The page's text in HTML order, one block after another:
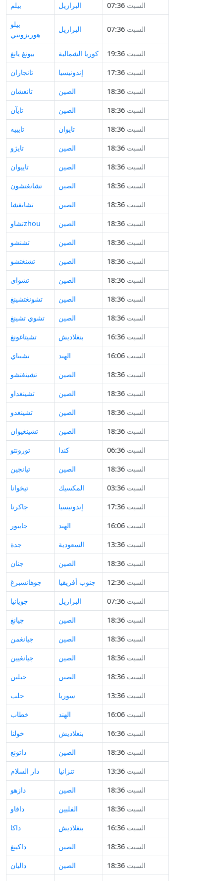
بيلم
البرازيل السبت 07:36
بيلو
هوريزونتي
البرازيل السبت 07:36
بيونغ يانغ كوريا الشمالية السبت 19:36
تانجاران
إندونيسيا السبت 17:36
تانغشان
الصين السبت 18:36
تايآن
الصين السبت 18:36
تايبيه
تايوان السبت 18:36
تايژو
الصين السبت 18:36
تاييوان
الصين السبت 18:36
تشانغتشون
الصين السبت 18:36
تشانغشا
الصين السبت 18:36
تشاوzhou
الصين السبت 18:36
تشنشو
الصين السبت 18:36
تشنغتشو
الصين السبت 18:36
تشواي
الصين السبت 18:36
تشونغتشينغ
الصين السبت 18:36
تشوي تشينغ
الصين السبت 18:36
تشيتاغونغ
بنغلاديش السبت 16:36
تشيناي
الهند السبت 16:06
تشينغتشو
الصين السبت 18:36
تشينغداو
الصين السبت 18:36
تشينغدو
الصين السبت 18:36
تشينغيوان
الصين السبت 18:36
تورونتو
كندا السبت 06:36
تيانجين
الصين السبت 18:36
تيخوانا
المكسيك السبت 03:36
جاكرتا
إندونيسيا السبت 17:36
جايبور
الهند السبت 16:06
جدة
السعودية السبت 13:36
جنان
الصين السبت 18:36
جوهانسبرغ
جنوب أفريقيا السبت 12:36
جويانيا
البرازيل السبت 07:36
جيانغ
الصين السبت 18:36
جيانغمن
الصين السبت 18:36
جيانغيين
الصين السبت 18:36
جيلين
الصين السبت 18:36
حلب
سوريا السبت 13:36
خطاب
الهند السبت 16:06
خولنا
بنغلاديش السبت 16:36
داتونغ
الصين السبت 18:36
دار السلام
تنزانيا السبت 13:36
دازهو
الصين السبت 18:36
دافاو
الفلبين السبت 18:36
داكا
بنغلاديش السبت 16:36
داكينغ
الصين السبت 18:36
داليان
الصين السبت 18:36